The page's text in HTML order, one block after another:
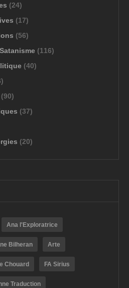
(24)
(17)
(56)
(116)
(40)
(90)
(37)
(20)
Ana l'Exploratrice
Bilheran Arte
Chouard FA Sirius
Traduction